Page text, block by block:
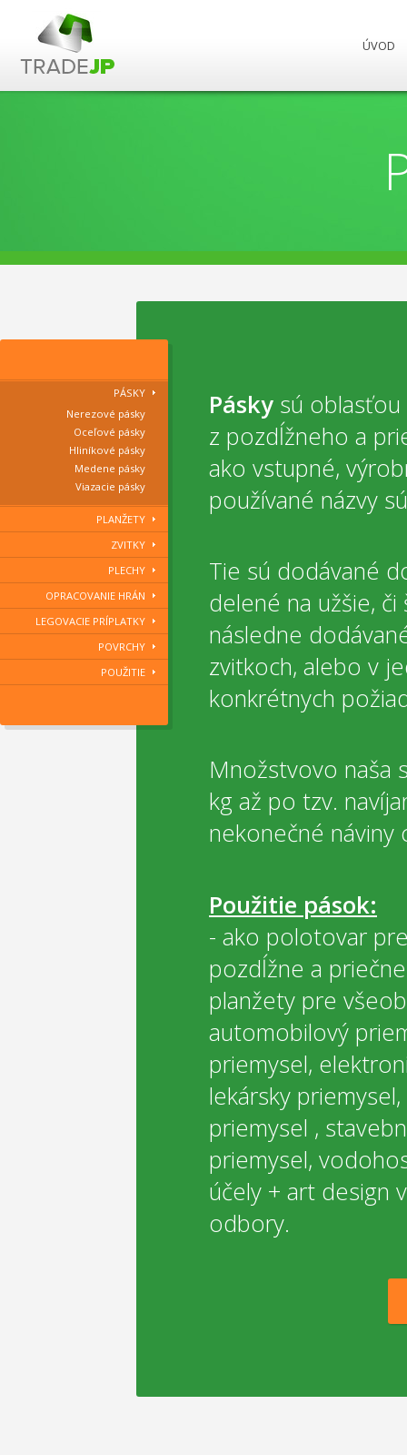
ÚVOD
PÁSKY
Nerezové pásky
Oceľové pásky
Hliníkové pásky
Medene pásky
Viazacie pásky
PLANŽETY
ZVITKY
PLECHY
OPRACOVANIE HRÁN
LEGOVACIE PRÍPLATKY
POVRCHY
POUŽITIE
Pásky sú oblasťou
z pozdĺžneho a
ako vstupné,
používané názvy
Tie sú dodávané
delené na užšie, či
následne
zvitkoch, alebo v
konkrétnych
Množstvovo naša
kg až po tzv.
nekonečné náviny
Použitie pások:
- ako polotovar
pozdĺžne a
planžety pre
automobilový
priemysel,
lekársky
priemysel ,
priemysel,
účely + art design
odbory.